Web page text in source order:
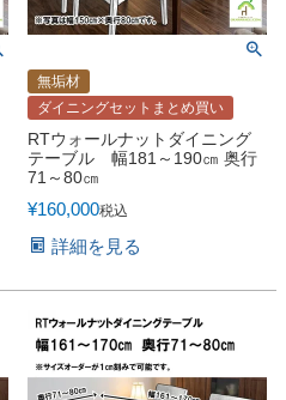
無垢材
ダイニングセットまとめ買い
RTウォールナットダイニング
テーブル 幅181～190㎝ 奥行
71～80㎝
¥160,000税込
詳細を見る